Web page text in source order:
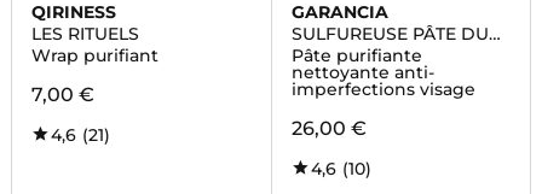
QIRINESS
LES RITUELS
Wrap purifiant
7,00 €
4,6 (21)
GARANCIA
SULFUREUSE PÂTE DU
MARABOUT
Pâte purifiante
nettoyante anti-
imperfections visage
26,00 €
4,6 (10)